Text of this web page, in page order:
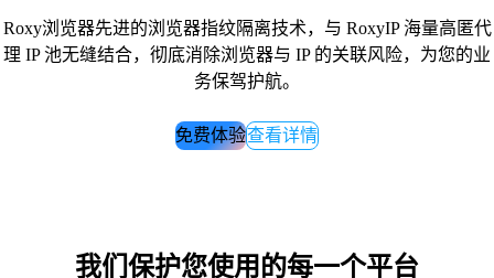
Roxy浏览器先进的浏览器指纹隔离技术，与 RoxyIP 海量高匿代
理 IP 池无缝结合，彻底消除浏览器与 IP 的关联风险，为您的业
务保驾护航。
免费体验查看详情
我们保护您使用的每一个平台